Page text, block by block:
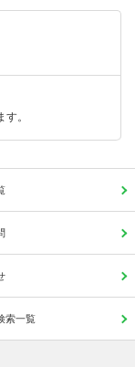
。
索一覧